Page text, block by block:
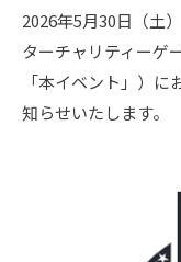
2026年5月30日（土
ターチャリティーゲ
「本イベント」）
知らせいたします。